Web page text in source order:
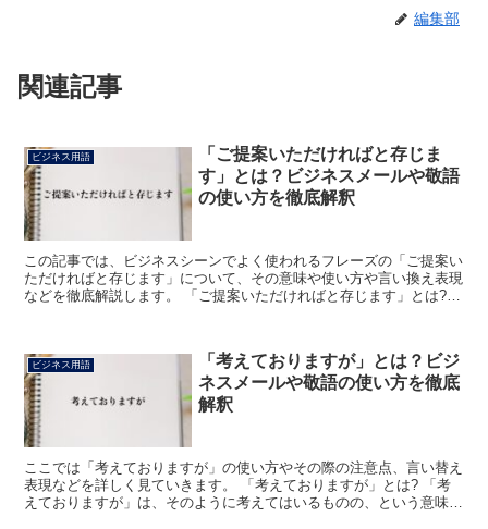
編集部
関連記事
ビジネス用語
「ご提案いただければと存じま
す」とは？ビジネスメールや敬語
の使い方を徹底解釈
この記事では、ビジネスシーンでよく使われるフレーズの「ご提案い
ただければと存じます」について、その意味や使い方や言い換え表現
などを徹底解説します。 「ご提案いただければと存じます」とは?
ビジネス用語
「考えておりますが」とは？ビジ
ネスメールや敬語の使い方を徹底
解釈
ここでは「考えておりますが」の使い方やその際の注意点、言い替え
表現などを詳しく見ていきます。 「考えておりますが」とは? 「考
えておりますが」は、そのように考えてはいるものの、という意味に